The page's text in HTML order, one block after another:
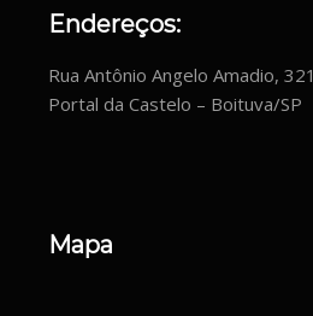
Endereços:
Rua Antônio Angelo Amadio, 321
Portal da Castelo – Boituva/SP
Mapa